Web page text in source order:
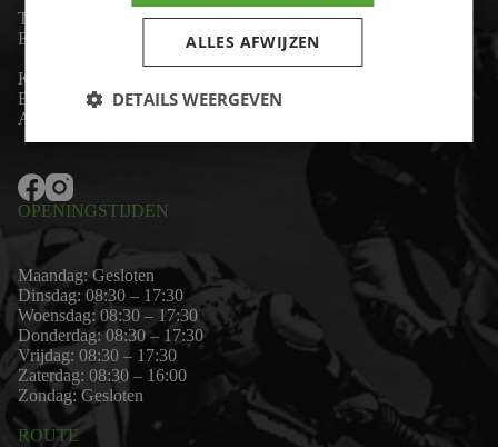
Telefoon:
+31 (0)76 - 54 11 888
Email:
wim@motor-id.nl
K.v.K: 80530338
B.T.W-nummer: NL861703947B01
Algemene voorwaarden
OPENINGSTIJDEN
Maandag: Gesloten
Dinsdag: 08:30 – 17:30
Woensdag: 08:30 – 17:30
Donderdag: 08:30 – 17:30
Vrijdag: 08:30 – 17:30
Zaterdag: 08:30 – 16:00
Zondag: Gesloten
ROUTE
ALLES AFWIJZEN
DETAILS WEERGEVEN